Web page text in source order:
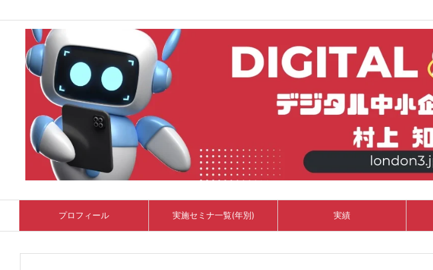
プロフィール 実施セミナ一覧(年別) 実績